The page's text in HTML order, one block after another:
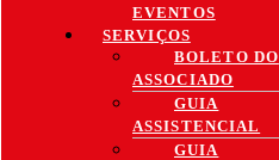
EVENTOS
SERVIÇOS
BOLETO DO
ASSOCIADO
GUIA
ASSISTENCIAL
GUIA